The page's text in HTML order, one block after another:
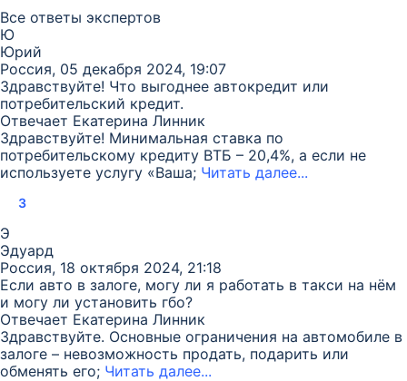
Все ответы экспертов
Ю
Юрий
Россия, 05 декабря 2024, 19:07
Здравствуйте! Что выгоднее автокредит или
потребительский кредит.
Отвечает Екатерина Линник
Здравствуйте! Минимальная ставка по
потребительскому кредиту ВТБ – 20,4%, а если не
используете услугу «Ваша; Читать далее...
3
Э
Эдуард
Россия, 18 октября 2024, 21:18
Если авто в залоге, могу ли я работать в такси на нём
и могу ли установить гбо?
Отвечает Екатерина Линник
Здравствуйте. Основные ограничения на автомобиле в
залоге – невозможность продать, подарить или
обменять его; Читать далее...